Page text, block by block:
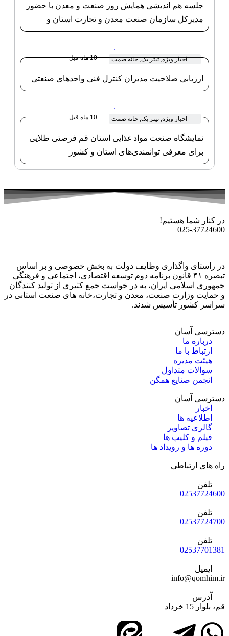
جلسه هم اندیشی همایش روز صنعت و معدن با حضور
مدیرکل سازمان صنعت معدن و تجارت استان و
ریاست خانه صنعت معدن و تجارت استان قم
اخبار ویژه,تیتر یک,خانه صمت 10 ماه قبل
ارزیابی صلاحیت مدیران کنترل فنی واحدهای صنعتی
اخبار ویژه,تیتر یک,خانه صمت 10 ماه قبل
نمایشگاه صنعت مواد غذایی استان قم فرصتی طلایی
برای معرفی توانمندی‌های استان و کشور
در کنار شما هستیم!
025-37724600
در راستای واگذاری وظایف دولت به بخش خصوصی و بر اساس
تبصره ۴۱ قانون برنامه دوم توسعه اقتصادی، اجتماعی و فرهنگی
جمهوری اسلامی ایران، به در خواست جمع کثیری از تولید کنندگان
و حمایت وزارت صنعت، معدن و تجارت،خانه های صنعت استانی در
سراسر کشور تأسیس شدند.
دسترسی آسان
درباره ما
ارتباط با ما
هیئت مدیره
سوالات متداول
انجمن صنایع همگن
دسترسی آسان
اخبار
اطلاعیه ها
گالری تصاویر
فیلم و کلیپ ها
دوره ها و رویداد ها
راه های ارتباطی
تلفن
02537724600
تلفن
02537724700
تلفن
02537701381
ایمیل
info@qomhim.ir
آدرس
قم، بلوار 15 خرداد